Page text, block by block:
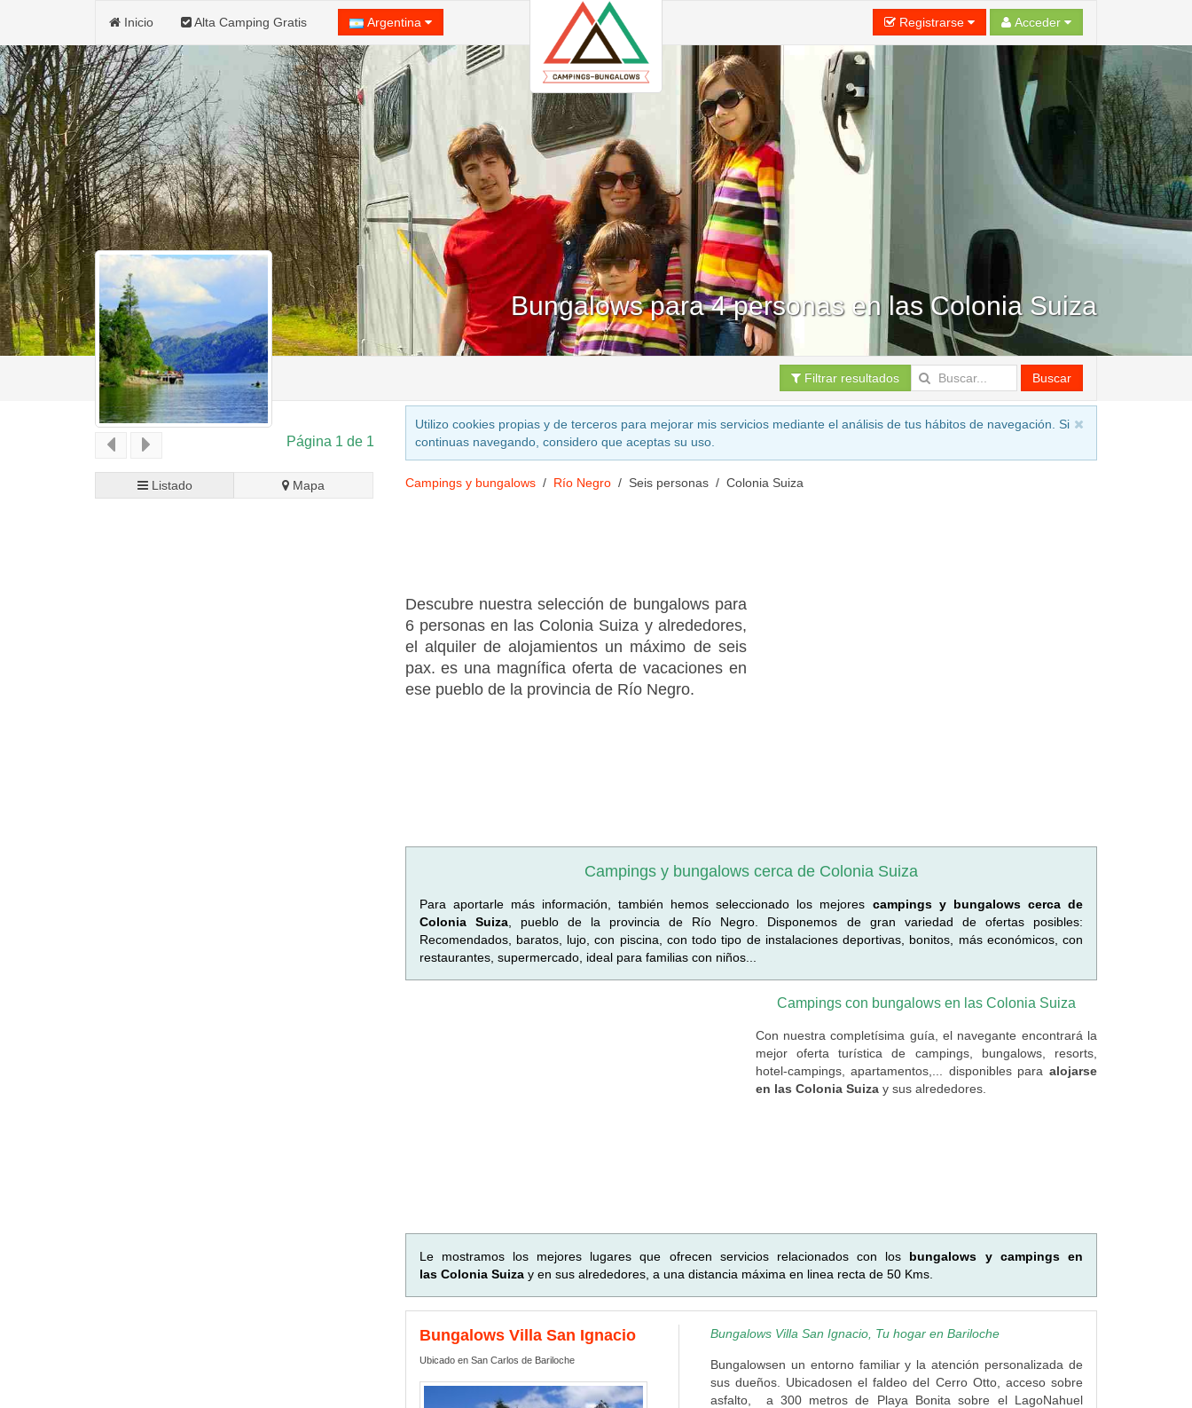
Inicio Alta Camping Gratis Argentina Registrarse Acceder
Bungalows para 4 personas en las Colonia Suiza
Filtrar resultados Buscar
Página 1 de 1
Listado Mapa
Utilizo cookies propias y de terceros para mejorar mis servicios mediante el análisis de tus hábitos de navegación. Si
continuas navegando, considero que aceptas su uso.
Campings y bungalows Río Negro Seis personas Colonia Suiza
Descubre nuestra selección de bungalows para
6 personas en las Colonia Suiza y alrededores,
el alquiler de alojamientos un máximo de seis
pax. es una magnífica oferta de vacaciones en
ese pueblo de la provincia de Río Negro.
Campings y bungalows cerca de Colonia Suiza
Para aportarle más información, también hemos seleccionado los mejores campings y bungalows cerca de
Colonia Suiza, pueblo de la provincia de Río Negro. Disponemos de gran variedad de ofertas posibles:
Recomendados, baratos, lujo, con piscina, con todo tipo de instalaciones deportivas, bonitos, más económicos, con
restaurantes, supermercado, ideal para familias con niños...
Campings con bungalows en las Colonia Suiza
Con nuestra completísima guía, el navegante encontrará la
mejor oferta turística de campings, bungalows, resorts,
hotel-campings, apartamentos,... disponibles para alojarse
en las Colonia Suizay sus alrededores.
Le mostramos los mejores lugares que ofrecen servicios relacionados con los bungalows y campings en
las Colonia Suizay en sus alrededores, a una distancia máxima en linea recta de 50 Kms.
Bungalows Villa San Ignacio
Ubicado en San Carlos de Bariloche
Bungalows Villa San Ignacio, Tu hogar en Bariloche
Bungalowsen un entorno familiar y la atención personalizada de
sus dueños. Ubicadosen el faldeo del Cerro Otto, acceso sobre
asfalto, a 300 metros de Playa Bonita sobre el LagoNahuel